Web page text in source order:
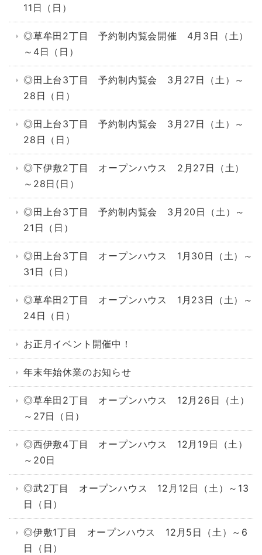
11日（日）
◎草牟田2丁目 予約制内覧会開催 4月3日（土）
～4日（日）
◎田上台3丁目 予約制内覧会 3月27日（土）～
28日（日）
◎田上台3丁目 予約制内覧会 3月27日（土）～
28日（日）
◎下伊敷2丁目 オープンハウス 2月27日（土）
～28日(日）
◎田上台3丁目 予約制内覧会 3月20日（土）～
21日（日）
◎田上台3丁目 オープンハウス 1月30日（土）～
31日（日）
◎草牟田2丁目 オープンハウス 1月23日（土）～
24日（日）
お正月イベント開催中！
年末年始休業のお知らせ
◎草牟田2丁目 オープンハウス 12月26日（土）
～27日（日）
◎西伊敷4丁目 オープンハウス 12月19日（土）
～20日
◎武2丁目 オープンハウス 12月12日（土）～13
日（日）
◎伊敷1丁目 オープンハウス 12月5日（土）～6
日（日）